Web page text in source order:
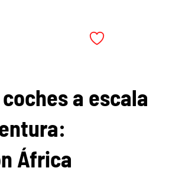
a escala
África